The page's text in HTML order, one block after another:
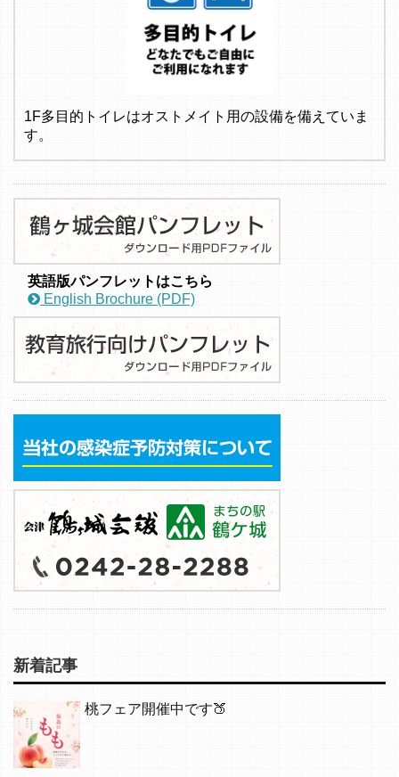
1F多目的トイレはオストメイト用の設備を備えていま
す。
英語版パンフレットはこちら
English Brochure (PDF)
新着記事
桃フェア開催中です🍑